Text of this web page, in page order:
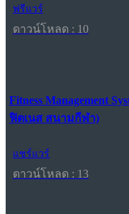
ฟรีแวร์
ดาวน์โหลด : 10
Fitness Management
ฟิตเนส สนามกีฬา)
แชร์แวร์
ดาวน์โหลด : 13